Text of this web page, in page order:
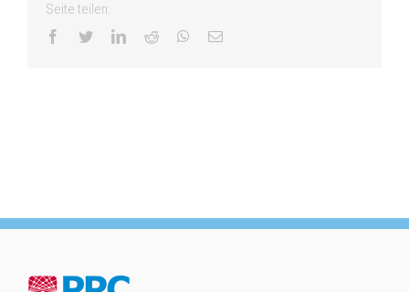
Seite teilen:
facebooktwitterlinkedinreddit whatsappEmail